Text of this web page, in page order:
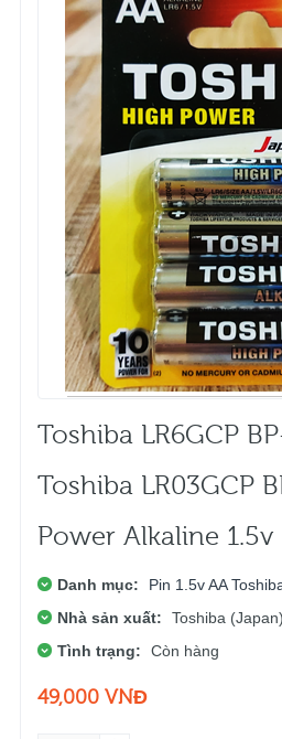
Toshiba LR6GCP
Toshiba LR03GCP
Power Alkaline 1.5v
Danh mục: Pin 1.5v AA
Nhà sản xuất:
Toshiba (Japan)
Tình trạng:
Còn hàng
49,000 VNĐ